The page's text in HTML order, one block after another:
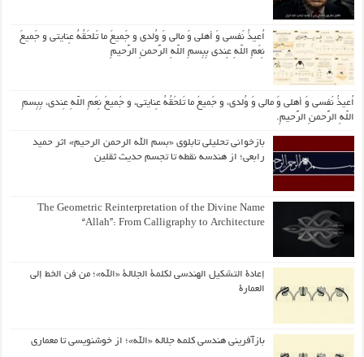
اُعیذُ نَفسی وَ أهلی وَ مالی وَ وُلدی و جَمیعَ ما تَلحَقُهُ عِنایتی و جَمیعَ
نِعَمِ اللّهِ عِندی بِبِسمِ اللّهِ الرَّحمنِ الرَّحیمِ
اُعیذُ نَفسی وَ أهلی وَ مالی وَ وُلدی، و جَمیعَ ما تَلحَقُهُ عِنایتی، و جَمیعَ نِعَمِ اللّهِ عِندی، بِبِسمِ
اللّهِ الرَّحمنِ الرَّحیمِ.
بازخوانی تحلیلی تابلوی «بسم الله الرحمن الرحیم» اثر حمید
رابعی؛ از هندسه نقطه تا تجسم حدیث ثقلین
The Geometric Reinterpretation of the Divine Name
“Allah”: From Calligraphy to Architecture
إعادة التشكيل الهندسي لكلمة الجلالة «الله»؛ من فن الخط إلى
العمارة
بازآفرینی هندسی کلمه جلاله «الله»؛ از خوشنویسی تا معماری